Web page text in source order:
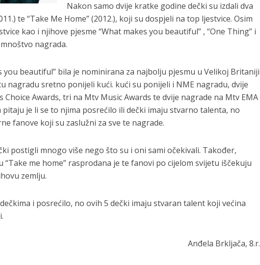
Nakon samo dvije kratke godine dečki su izdali dva
te “Take Me Home” (2012.), koji su dospjeli na top ljestvice. Osim
kao i njihove pjesme “What makes you beautiful” , “One Thing” i
nagrada.
you beautiful” bila je nominirana za najbolju pjesmu u Velikoj Britaniji
nagradu sretno ponijeli kući. kući su ponijeli i NME nagradu, dvije
Choice Awards, tri na Mtv Music Awards te dvije nagrade na Mtv EMA
pitaju je li se to njima posrećilo ili dečki imaju stvarno talenta, no
fanove koji su zaslužni za sve te nagrade.
postigli mnogo više nego što su i oni sami očekivali. Također,
me home” rasprodana je te fanovi po cijelom svijetu iščekuju
zemlju.
i posrećilo, no ovih 5 dečki imaju stvaran talent koji većina
Anđela Brkljača, 8.r.